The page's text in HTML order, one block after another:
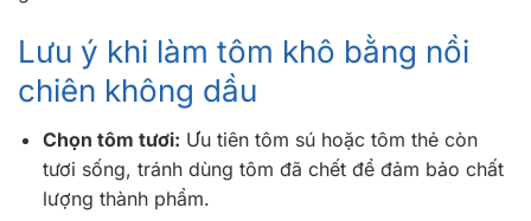
Lưu ý khi làm tôm khô bằng nồi
chiên không dầu
Chọn tôm tươi: Ưu tiên tôm sú hoặc tôm thẻ còn
tươi sống, tránh dùng tôm đã chết để đảm bảo chất
lượng thành phẩm.